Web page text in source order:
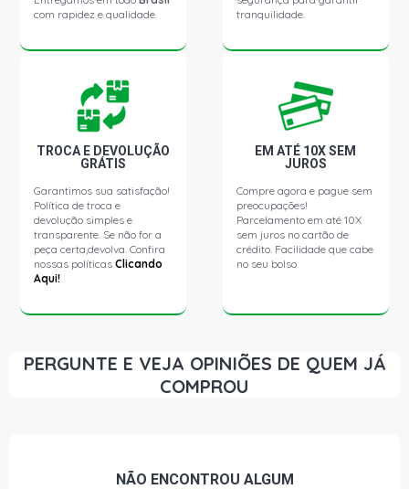
206 SOLEIL HATCH 1.6 16V GASOLINA (2001 - 2004)
206 TECHNO HATCH 1.6 16V GASOLINA (2003 - 2008)
206 SW-FELINE SW 1.6 16V GASOLINA (2005 - 2008)
206 SW-PRESENCE SW 1.6 16V GASOLINA (2005 - 2007)
307 PASSION HATCH 1.6 16V GASOLINA (2001 - 2004)
- 2007)
com rapidez e qualidade.
tranquilidade.
TROCA E DEVOLUÇÃO
GRÁTIS
Garantimos sua satisfação!
Política de troca e
devolução simples e
transparente. Se não for a
peça certa,devolva. Confira
nossas políticasClicando
Aqui!
EM ATÉ 10X SEM
JUROS
Compre agora e pague sem
preocupações!
Parcelamento em até 10X
sem juros no cartão de
crédito. Facilidade que cabe
no seu bolso.
PERGUNTE E VEJA OPINIÕES DE QUEM JÁ
COMPROU
NÃO ENCONTROU ALGUM